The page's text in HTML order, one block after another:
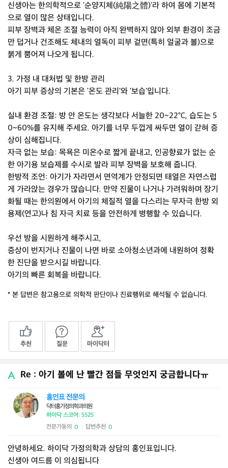
신생아는 한의학적으로 '순양지체(純陽之體)'라 하여 몸에 기본적
으로 열이 많은 상태입니다.
피부 장벽과 체온 조절 능력이 아직 완벽하지 않아 외부 환경이 조금
만 덥거나 건조해도 체내의 열독이 피부 겉면(특히 얼굴과 볼)으로
붉게 뿜어져 나오게 됩니다.
3. 가정 내 대처법 및 한방 관리
아기 피부 증상의 기본은 '온도 관리'와 '보습'입니다.
실내 환경 조절: 방 안 온도는 생각보다 서늘한 20~22°C, 습도는 5
0~60%를 유지해 주세요. 아기를 너무 두껍게 싸두면 열이 갇혀 증
상이 심해집니다.
자극 없는 보습: 목욕은 미온수로 짧게 끝내고, 인공향료가 없는 순
한 아기용 보습제를 수시로 발라 피부 장벽을 보호해 줍니다.
한방적 조언: 아기가 자라면서 면역계가 안정되면 태열은 자연스럽
게 가라앉는 경우가 많습니다. 만약 진물이 나거나 가려워하며 장기
화될 때는 한의원에서 아기의 체질적 열을 다스리는 무자극 한방 외
용제(연고)나 침 자극 치료 등을 안전하게 병행할 수 있습니다.
우선 방을 시원하게 해주시고,
증상이 번지거나 진물이 나면 바로 소아청소년과에 내원하여 정확
한 진단을 받으시길 바랍니다.
아기의 빠른 회복을 바랍니다.
* 본 답변은 참고용으로 의학적 판단이나 진료행위로 해석될 수 없습니다.
추천 질문 마이닥터
Re : 아기 볼에 난 빨간 점들 무엇인지 궁금합니다ㅠ
홍인표 전문의
닥터홍가정의학과의원
하이닥 스코어: 5525
전문가동의 0 답변추천 0
안녕하세요. 하이닥 가정의학과 상담의 홍인표입니다.
신생아 여드름 이 의심됩니다